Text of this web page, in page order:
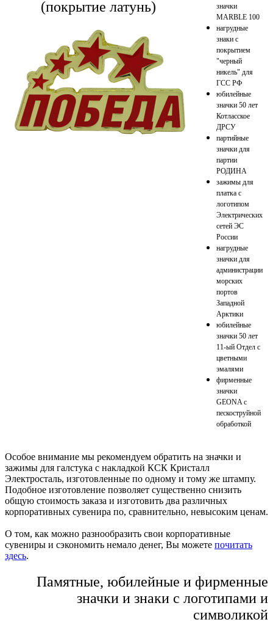
(покрытие латунь)
значки
MARBLE 100
нагрудные
знаки с
покрытием
"черный
никель" для
ГСС РФ
юбилейные
значки 50 лет
Котласское
ДРСУ
партийные
значки для
партии
РОДИНА
зажимы для
платка с
логотипом
Электрических
сетей ЭС
России
нагрудные
значки для
администрации
морских
портов
Западной
Арктики
юбилейные
значки 50 лет
11-ый Отдел с
цветными
эмалями
фирменные
значки
GEONA с
пескоструйной
обработкой
Особое внимание мы рекомендуем обратить на значки и
зажимы для галстука с накладкой КСК Кристалл
Электросталь, изготовленные по одному и тому же штампу.
Подобное изготовление позволяет существенно снизить
общую стоимость заказа и изготовить два различных
корпоративных сувенира по, сравнительно, невысоким ценам.
О том, как можно разнообразить свои корпоративные
сувениры и сэкономить немало денег, Вы можете почитать
здесь.
Памятные, юбилейные и фирменные
значки и знаки с логотипами и
символикой